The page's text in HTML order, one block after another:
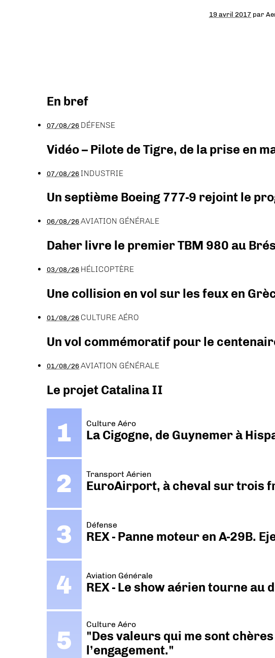
19 avril 2017 par
En bref
07/08/26 DÉFENSE
Vidéo – Pilote de Tigre, de la prise en
07/08/26INDUSTRIE
Un septième Boeing 777-9 rejoint le
06/08/26AVIATION GÉNÉRALE
Daher livre le premier TBM 980 au
03/08/26 HÉLICOPTÈRE
Une collision en vol sur les feux en
01/08/26 CULTURE AÉRO
Un vol commémoratif pour le
01/08/26AVIATION GÉNÉRALE
Le projet Catalina II
Culture Aéro
La Cigogne, de Guynemer à
Transport Aérien
EuroAirport, à cheval sur trois
Défense
REX - Panne moteur en A-29B.
Aviation Générale
REX - Le show aérien tourne au
Culture Aéro
"Des valeurs qui me sont
l’engagement."